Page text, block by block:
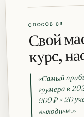
СПОСОБ 03
Свой
курс,
«Самый
грумера в
900 ₽ × 20
выходные.»